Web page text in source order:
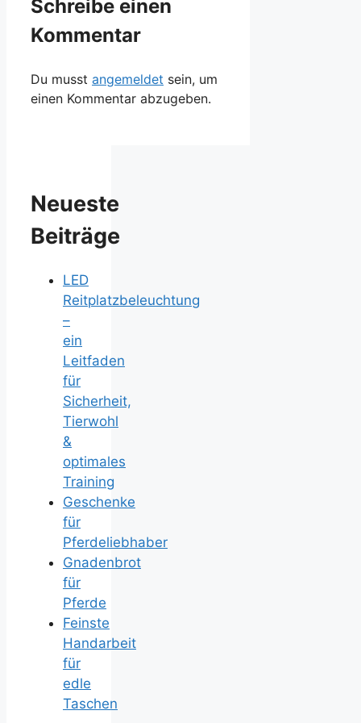
Schreibe einen
Kommentar
Du musst angemeldet sein, um
einen Kommentar abzugeben.
Neueste
Beiträge
LED
Reitplatzbeleuchtung
–
ein
Leitfaden
für
Sicherheit,
Tierwohl
&
optimales
Training
Geschenke
für
Pferdeliebhaber
Gnadenbrot
für
Pferde
Feinste
Handarbeit
für
edle
Taschen